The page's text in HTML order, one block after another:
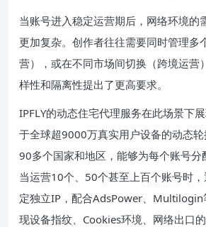
当账号进入稳定运营期后，网络环境的
更加复杂。创作者往往需要同时管理多
营），或在不同市场间切换（跨境运营
样性和隔离性提出了更高要求。
IPFLY的动态住宅代理服务在此场景下
于全球超9000万真实用户设备的动态
90多个国家和地区，能够为每个账号分
当运营10个、50个甚至上百个账号时
定独立IP，配合AdsPower、Multilogin
现设备指纹、Cookies环境、网络出口